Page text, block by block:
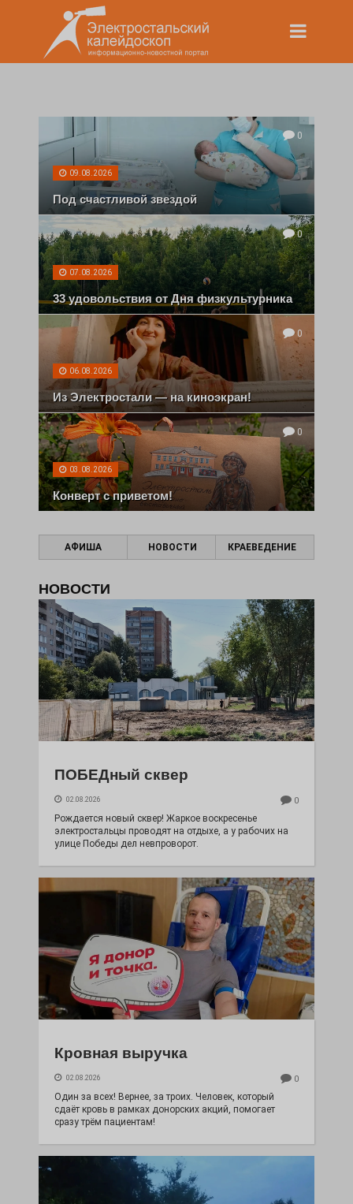
0
09.08.2026
Под счастливой звездой
0
07.08.2026
33 удовольствия от Дня физкультурника
0
06.08.2026
Из Электростали — на киноэкран!
0
03.08.2026
Конверт с приветом!
АФИША НОВОСТИ КРАЕВЕДЕНИЕ
НОВОСТИ
ПОБЕДный сквер
02.08.2026 0
Рождается новый сквер! Жаркое воскресенье
электростальцы проводят на отдыхе, а у рабочих на
улице Победы дел невпроворот.
Кровная выручка
02.08.2026 0
Один за всех! Вернее, за троих. Человек, который
сдаёт кровь в рамках донорских акций, помогает
сразу трём пациентам!